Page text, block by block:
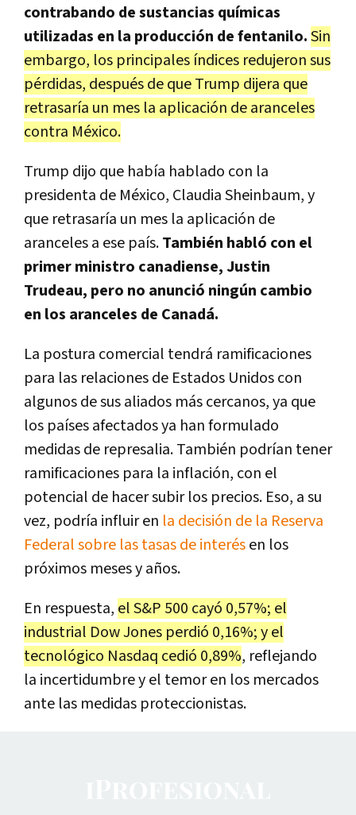
contrabando de sustancias químicas
utilizadas en la producción de fentanilo.Sin
embargo, los principales índices redujeron sus
pérdidas, después de que Trump dijera que
retrasaría un mes la aplicación de aranceles
contra México.
Trump dijo que había hablado con la
presidenta de México, Claudia Sheinbaum, y
que retrasaría un mes la aplicación de
aranceles a ese país.También habló con el
primer ministro canadiense, Justin
Trudeau, pero no anunció ningún cambio
en los aranceles de Canadá.
La postura comercial tendrá ramificaciones
para las relaciones de Estados Unidos con
algunos de sus aliados más cercanos, ya que
los países afectados ya han formulado
medidas de represalia. También podrían tener
ramificaciones para la inflación, con el
potencial de hacer subir los precios. Eso, a su
vez, podría influir en la decisión de la Reserva
Federal sobre las tasas de interésen los
próximos meses y años.
En respuesta, el S&P 500 cayó 0,57%; el
industrial Dow Jones perdió 0,16%; y el
tecnológico Nasdaq cedió 0,89%, reflejando
la incertidumbre y el temor en los mercados
ante las medidas proteccionistas.